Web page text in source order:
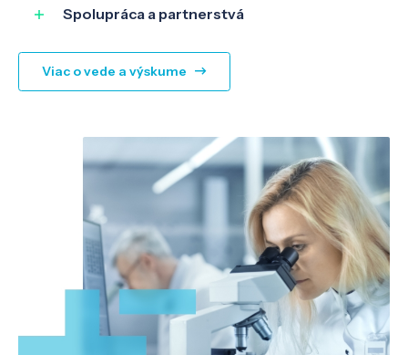
Spolupráca a partnerstvá
Viac o vede a výskume